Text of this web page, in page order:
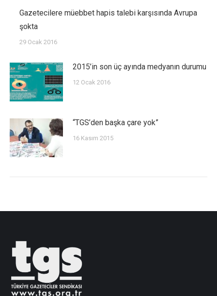
Gazetecilere müebbet hapis talebi karşısında Avrupa
şokta
29 Ocak 2016
2015’in son üç ayında medyanın durumu
12 Ocak 2016
“TGS’den başka çare yok”
16 Kasım 2015